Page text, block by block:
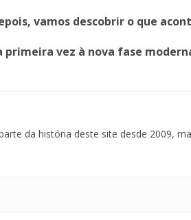
vamos descobrir o que
vez à nova fase
da história deste site desde 2009,